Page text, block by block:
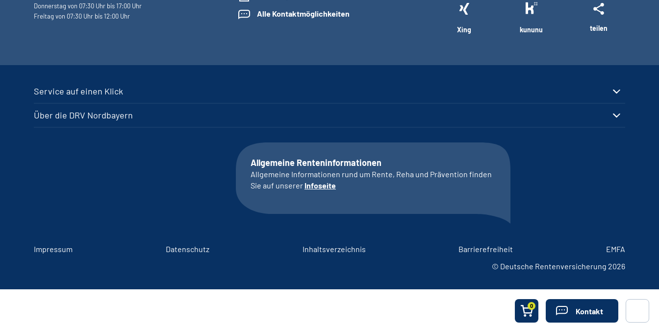
0
Kontakt
Donnerstag von 07:30 Uhr bis 17:00 Uhr
Freitag von 07:30 Uhr bis 12:00 Uhr
Alle Kontaktmöglichkeiten
Xing kununu teilen
Service auf einen Klick
Über die DRV Nordbayern
Allgemeine Renteninformationen
Allgemeine Informationen rund um Rente, Reha und Prävention finden
Sie auf unserer Infoseite
Impressum Datenschutz Inhaltsverzeichnis Barrierefreiheit
EMFA
© Deutsche Rentenversicherung 2026